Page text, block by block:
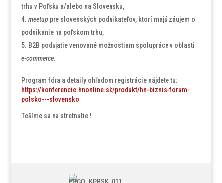
trhu v Poľsku a/alebo na Slovensku,
meetuppre slovenských podnikateľov, ktorí majú záujem o
podnikanie na poľskom trhu,
B2B podujatie venované možnostiam spolupráce v oblasti
e-commerce.
Program fóra a detaily ohľadom registrácie nájdete tu:
https://konferencie.hnonline.sk/produkt/hn-biznis-forum-
polsko---slovensko
Tešíme sa na stretnutie !